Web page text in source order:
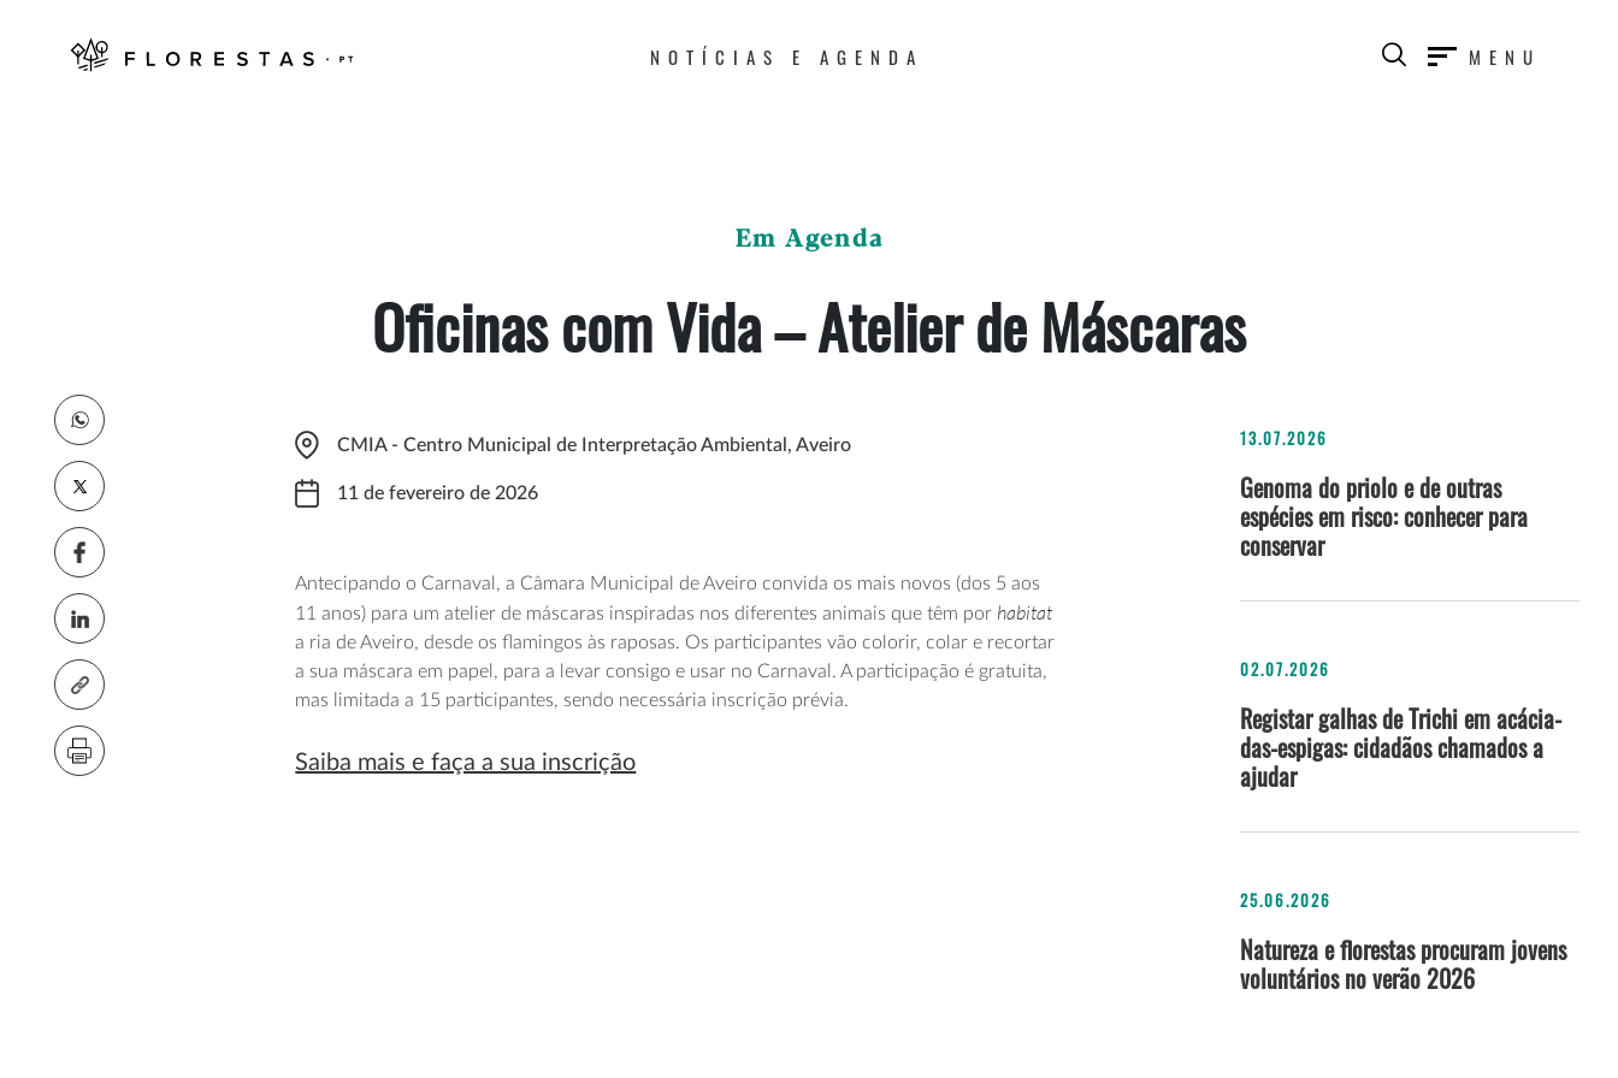
NOTÍCIAS E AGENDA MENU
Em Agenda
Oficinas com Vida – Atelier de Máscaras
CMIA - Centro Municipal de Interpretação Ambiental, Aveiro
11 de fevereiro de 2026
Antecipando o Carnaval, a Câmara Municipal de Aveiro convida os mais novos (dos 5 aos
11 anos) para um atelier de máscaras inspiradas nos diferentes animais que têm por habitat
a ria de Aveiro, desde os flamingos às raposas. Os participantes vão colorir, colar e recortar
a sua máscara em papel, para a levar consigo e usar no Carnaval. A participação é gratuita,
mas limitada a 15 participantes, sendo necessária inscrição prévia.
Saiba mais e faça a sua inscrição
13.07.2026
Genoma do priolo e de outras
espécies em risco: conhecer para
conservar
02.07.2026
Registar galhas de Trichi em acácia-
das-espigas: cidadãos chamados a
ajudar
25.06.2026
Natureza e florestas procuram jovens
voluntários no verão 2026